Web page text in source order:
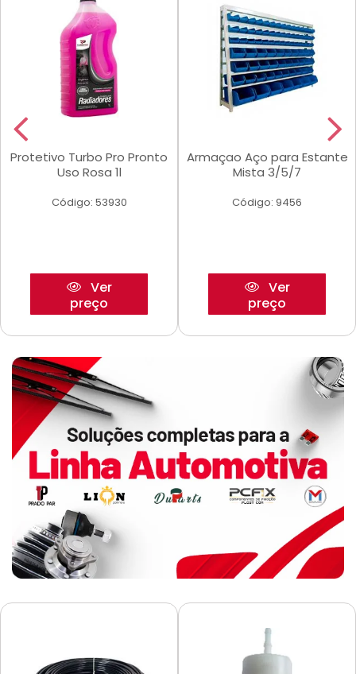
Protetivo Turbo Pro Pronto
Uso Rosa 1l
Código: 53930
Ver
preço
Armaçao Aço para Estante
Mista 3/5/7
Código: 9456
Ver
preço